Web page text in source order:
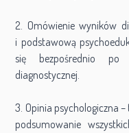
2. Omówienie wyników
i podstawową
się bezpośrednio po
diagnostycznej.
3. Opinia psychologiczna
podsumowanie